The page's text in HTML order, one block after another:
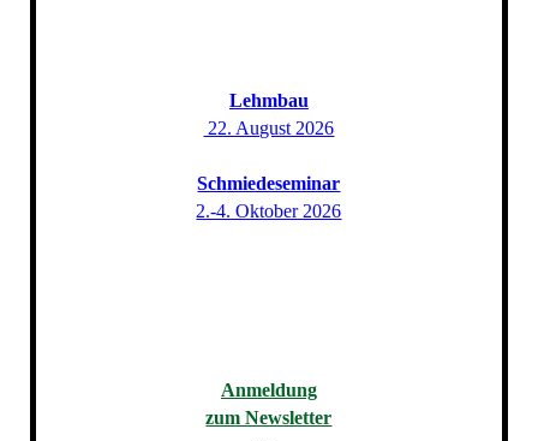
Lehmbau
22. August 2026
Schmiedeseminar
2.-4. Oktober 2026
Anmeldung
zum Newsletter